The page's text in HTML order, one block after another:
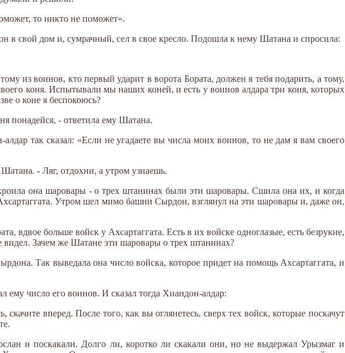
то никто не поможет».
в свой дом и, сумрачный, сел в свое кресло. Подошла к нему Шатана и спросила:
из воинов, кто первый ударит в ворота Бората, должен я тебя подарить, а тому,
коня. Испытывали мы наших коней, и есть у воинов алдара три коня, которых
о коне я беспокоюсь?
понадейся, - ответила ему Шатана.
так сказал: «Если не угадаете вы числа моих воинов, то не дам я вам своего
- Ляг, отдохни, а утром узнаешь.
она шаровары - о трех штанинах были эти шаровары. Сшила она их, и когда
Утром шел мимо башни Сырдон, взглянул на эти шаровары и, даже он,
вдвое больше войск у Ахсартаггата. Есть в их войске одноглазые, есть безрукие,
видел. Зачем же Шатане эти шаровары о трех штанинах?
Так выведала она число войска, которое придет на помощь Ахсартаггата, и
ему число его воинов. И сказал тогда Хиандон-алдар:
скачите вперед. После того, как вы оглянетесь, сверх тех войск, которые поскачут
и поскакали. Долго ли, коротко ли скакали они, но не выдержал Урызмаг и